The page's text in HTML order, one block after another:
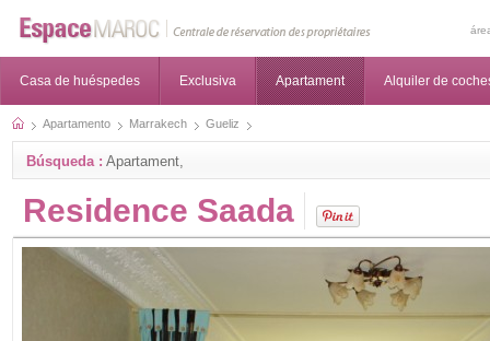
Casa de huéspedes Exclusiva Apartament Alquiler de
Apartamento Marrakech Gueliz
Búsqueda : Apartament,
Residence Saada